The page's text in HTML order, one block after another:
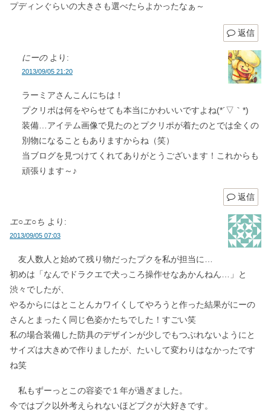
プディンぐらいの大きさも選べたらよかったなぁ～
返信
にーの より:
2013/09/05 21:20
ラーミアさんこんにちは！
プクリポは何をやらせても本当にかわいいですよね(*´▽｀*)
装備…アイテム画像で見たのとプクリポが着たのとでは全くの
別物になることもありますからね（笑）
当ブログを見つけてくれてありがとうございます！これからも
頑張ります～♪
返信
エ○エ○ち より:
2013/09/05 07:03
友人数人と始めて残り物だったプクを私が担当に…
初めは「なんでドラクエで犬っころ操作せなあかんねん…」と
渋々でしたが、
やるからにはとことんカワイくしてやろうと作った結果がにーの
さんとまったく同じ色姿かたちでした！すごい笑
私の場合装備した防具のデザインが少しでもつぶれないようにと
サイズは大きめで作りましたが、たいして変わりはなかったです
ね笑
私もずーっとこの容姿で１年が過ぎました。
今ではプク以外考えられないほどプクが大好きです。